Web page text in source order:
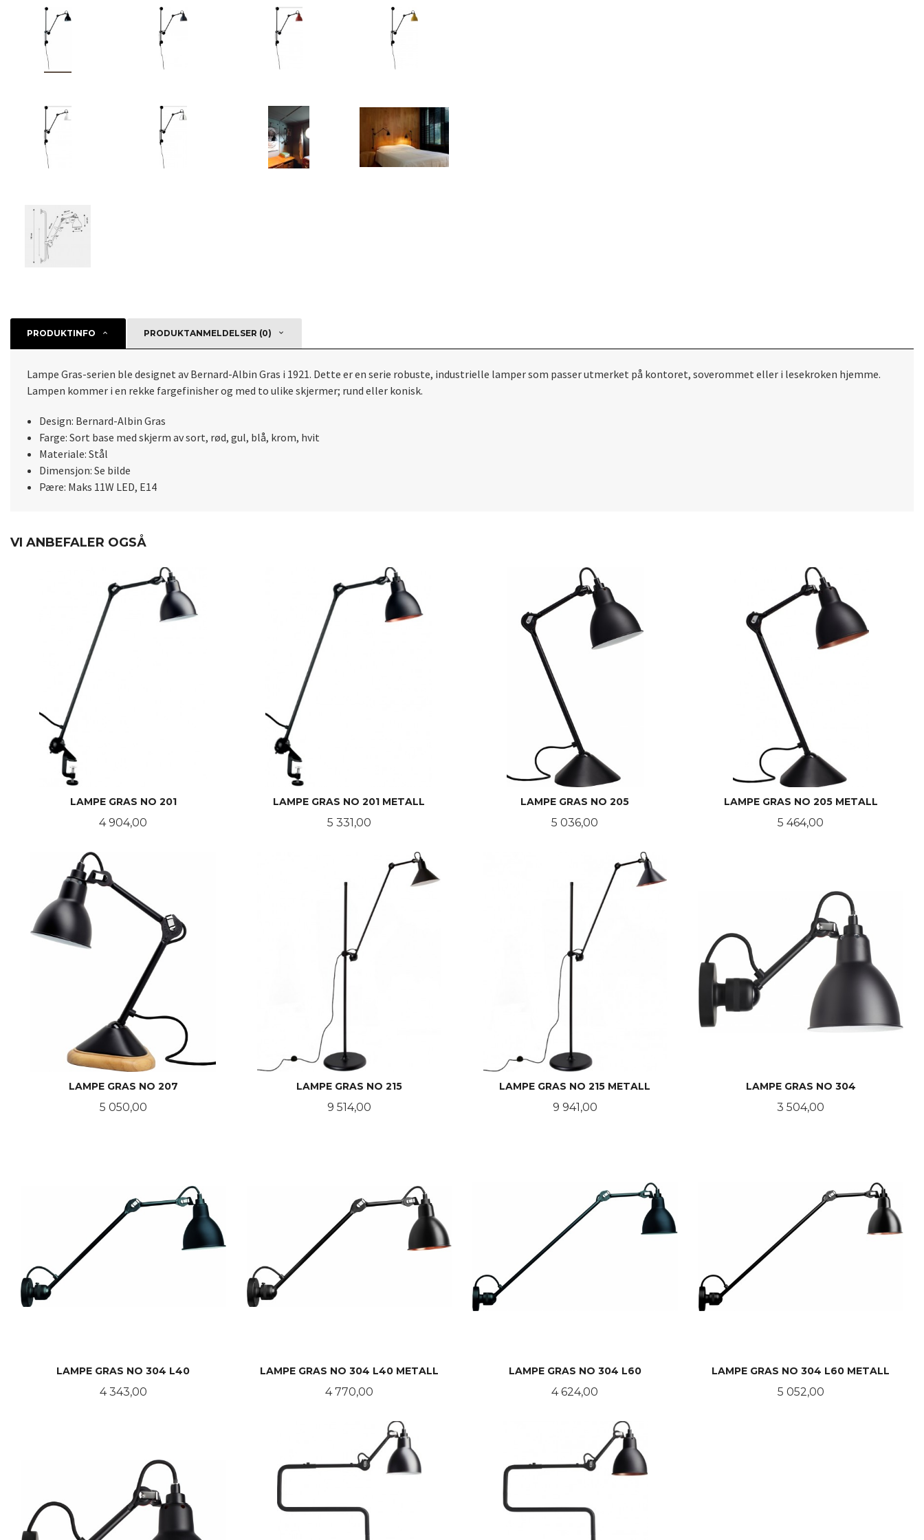
PRODUKTINFO PRODUKTANMELDELSER (0)
Lampe Gras-serien ble designet av Bernard-Albin Gras i 1921. Dette er en serie robuste, industrielle lamper som passer utmerket på kontoret, soverommet eller i lesekroken hjemme.
Lampen kommer i en rekke fargefinisher og med to ulike skjermer; rund eller konisk.
Design: Bernard-Albin Gras
Farge: Sort base med skjerm av sort, rød, gul, blå, krom, hvit
Materiale: Stål
Dimensjon: Se bilde
Pære: Maks 11W LED, E14
VI ANBEFALER OGSÅ
LAMPE GRAS NO 201
Pris
4 904,00
LAMPE GRAS NO 201 METALL
Pris
5 331,00
LAMPE GRAS NO 205
Pris
5 036,00
LAMPE GRAS NO 205 METALL
Pris
5 464,00
LAMPE GRAS NO 207
Pris
5 050,00
LAMPE GRAS NO 215
Pris
9 514,00
LAMPE GRAS NO 215 METALL
Pris
9 941,00
LAMPE GRAS NO 304
Pris
3 504,00
LAMPE GRAS NO 304 L40
Pris
4 343,00
LAMPE GRAS NO 304 L40 METALL
Pris
4 770,00
LAMPE GRAS NO 304 L60
Pris
4 624,00
LAMPE GRAS NO 304 L60 METALL
Pris
5 052,00